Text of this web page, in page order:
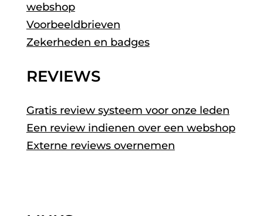
webshop
Voorbeeldbrieven
Zekerheden en badges
REVIEWS
Gratis review systeem voor onze leden
Een review indienen over een webshop
Externe reviews overnemen